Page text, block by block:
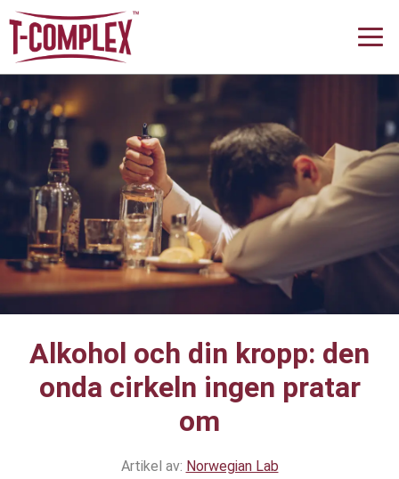
Alkohol och din kropp: den
onda cirkeln ingen pratar
om
Artikel av: Norwegian Lab